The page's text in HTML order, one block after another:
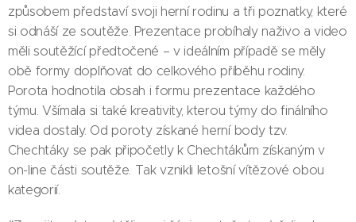
způsobem představí svoji herní rodinu a tři poznatky, které
si odnáší ze soutěže. Prezentace probíhaly naživo a video
měli soutěžící předtočené – v ideálním případě se měly
obě formy doplňovat do celkového příběhu rodiny.
Porota hodnotila obsah i formu prezentace každého
týmu. Všímala si také kreativity, kterou týmy do finálního
videa dostaly. Od poroty získané herní body tzv.
Chechtáky se pak připočetly k Chechtákům získaným v
on-line části soutěže. Tak vznikli letošní vítězové obou
kategorií.